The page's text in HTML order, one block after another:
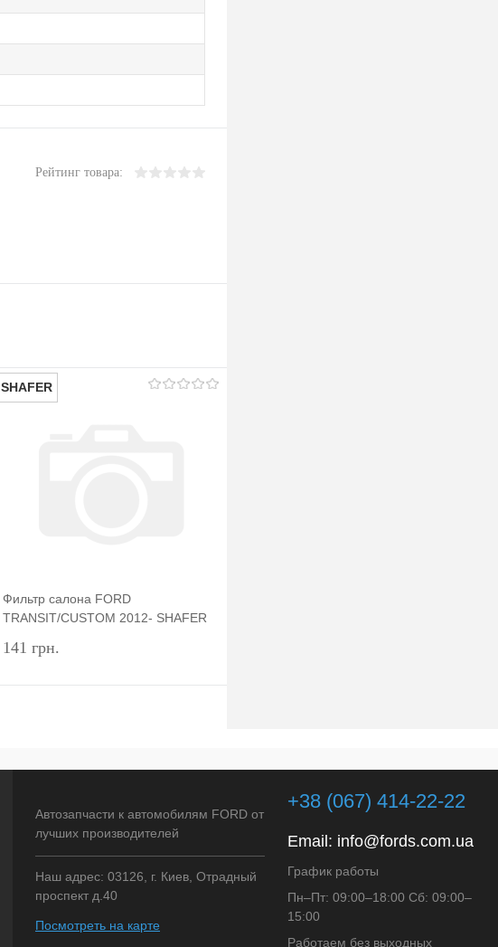
Рейтинг товара:
SHAFER
Фильтр салона FORD
TRANSIT/CUSTOM 2012- SHAFER
141 грн.
Купить в 1 клик Сравнение
Автозапчасти к автомобилям FORD от
лучших производителей
Наш адрес: 03126, г. Киев, Отрадный
проспект д.40
Посмотреть на карте
+38 (067) 414-22-22
Email: info@fords.com.ua
График работы
Пн–Пт: 09:00–18:00 Сб: 09:00–
15:00
Работаем без выходных